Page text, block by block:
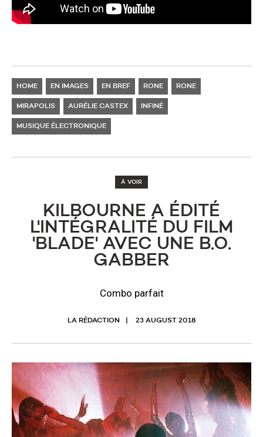
HOME EN IMAGES EN BREF RONE RONE
MIRAPOLIS AURÉLIE CASTEX INFINÉ
MUSIQUE ÉLECTRONIQUE
À VOIR
KILBOURNE A ÉDITÉ
L'INTÉGRALITÉ DU FILM
'BLADE' AVEC UNE B.O.
GABBER
Combo parfait
LA RÉDACTION 23 AUGUST 2018